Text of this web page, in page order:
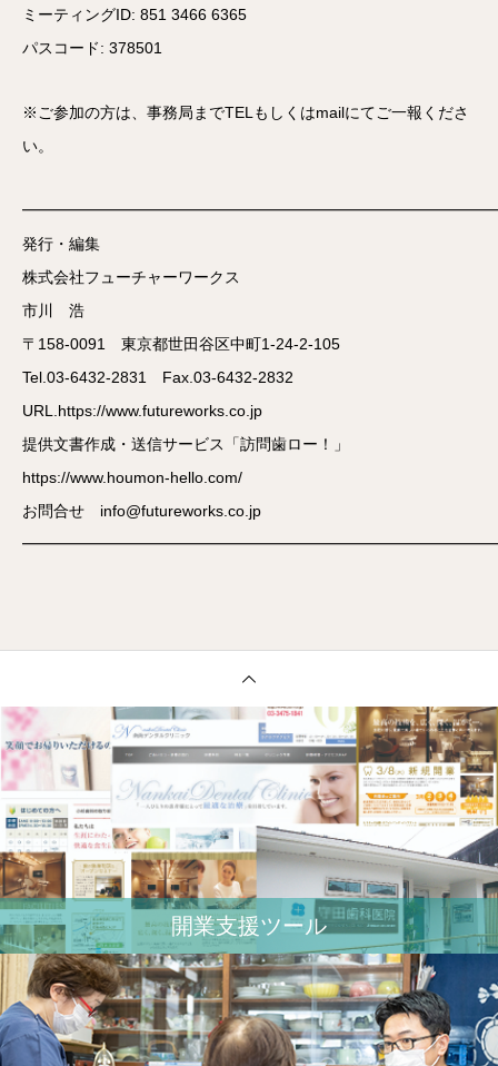
ミーティングID: 851 3466 6365
パスコード: 378501
※ご参加の方は、事務局までTELもしくはmailにてご一報くださ
い。
発行・編集
株式会社フューチャーワークス
市川 浩
〒158-0091 東京都世田谷区中町1-24-2-105
Tel.03-6432-2831 Fax.03-6432-2832
URL.https://www.futureworks.co.jp
提供文書作成・送信サービス「訪問歯ロー！」
https://www.houmon-hello.com/
お問合せ info@futureworks.co.jp
開業⽀援ツール